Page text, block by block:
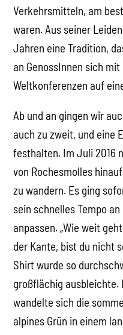
Verkehrsmitteln, am
waren. Aus seiner
Jahren eine Tradition,
an GenossInnen sich
Weltkonferenzen auf
Ab und an gingen wir
auch zu zweit, und eine
festhalten. Im Juli 2016
von Rochesmolles
zu wandern. Es ging
sein schnelles Tempo
anpassen. „Wie weit
der Kante, bist du nicht
Shirt wurde so
großflächig
wandelte sich die
alpines Grün in einem